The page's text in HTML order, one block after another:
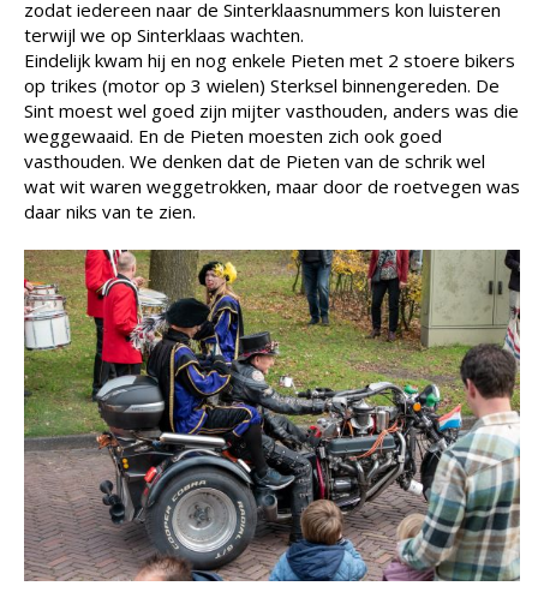
zodat iedereen naar de Sinterklaasnummers kon luisteren
terwijl we op Sinterklaas wachten.
Eindelijk kwam hij en nog enkele Pieten met 2 stoere bikers
op trikes (motor op 3 wielen) Sterksel binnengereden. De
Sint moest wel goed zijn mijter vasthouden, anders was die
weggewaaid. En de Pieten moesten zich ook goed
vasthouden. We denken dat de Pieten van de schrik wel
wat wit waren weggetrokken, maar door de roetvegen was
daar niks van te zien.